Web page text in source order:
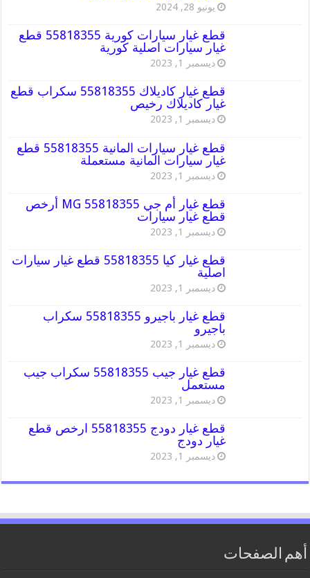
يونيو 28, 2024
قطع غيار سيارات كورية 55818355 قطع
غيار سيارات اصلية كورية
ديسمبر 1, 2023
قطع غيار كاديلاك 55818355 سكراب قطع
غيار كاديلاك رخيص
ديسمبر 1, 2023
قطع غيار سيارات المانية 55818355 قطع
غيار سيارات المانية مستعملة
ديسمبر 1, 2023
قطع غيار أم جي MG 55818355 أرخص
قطع غيار سيارات
ديسمبر 1, 2023
قطع غيار كيا 55818355 قطع غيار سيارات
اصلية
ديسمبر 1, 2023
قطع غيار باجيرو 55818355 سكراب
باجيرو
ديسمبر 1, 2023
قطع غيار جيب 55818355 سكراب جيب
مستعمل
ديسمبر 1, 2023
قطع غيار دودج 55818355 ارخص قطع
غيار دودج
ديسمبر 1, 2023
أهم الصفحات